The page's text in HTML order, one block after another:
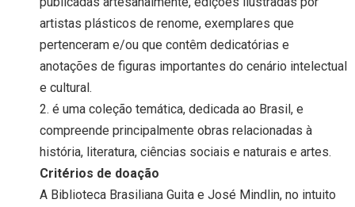
artistas plásticos de renome, exemplares que
pertenceram e/ou que contêm dedicatórias e
anotações de figuras importantes do cenário intelectual
e cultural.
2. é uma coleção temática, dedicada ao Brasil, e
compreende principalmente obras relacionadas à
história, literatura, ciências sociais e naturais e artes.
Critérios de doação
A Biblioteca Brasiliana Guita e José Mindlin, no intuito